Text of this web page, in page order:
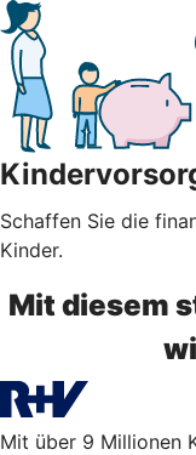
Schaffen Sie die
Kinder.
Mit diesem
Mit über 9 Millionen